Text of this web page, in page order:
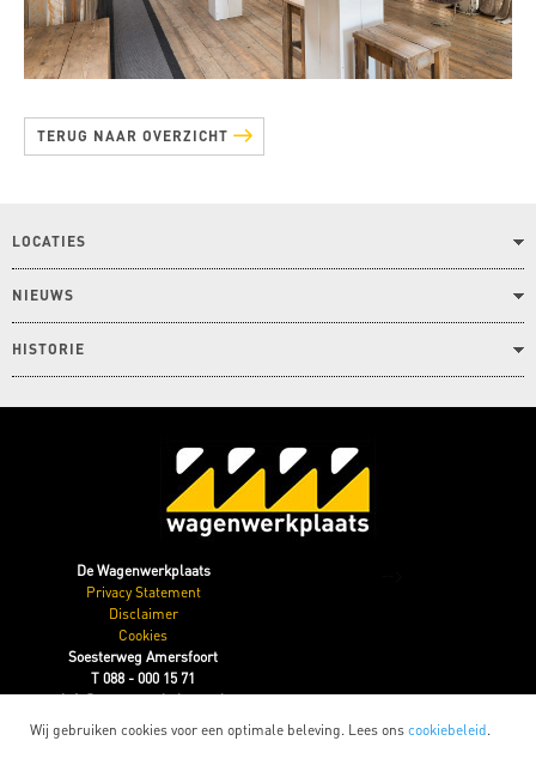
TERUG NAAR OVERZICHT
LOCATIES
NIEUWS
HISTORIE
De Wagenwerkplaats
Privacy Statement
Disclaimer
Cookies
Soesterweg Amersfoort
T 088 - 000 15 71
info@wagenwerkplaats.nl
Wij gebruiken cookies voor een optimale beleving. Lees ons cookiebeleid.